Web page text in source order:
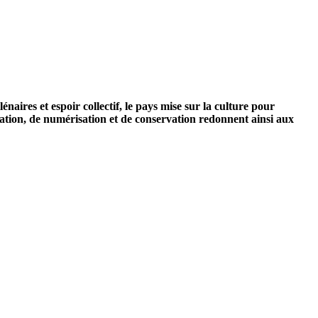
et espoir collectif, le pays mise sur la culture pour
de numérisation et de conservation redonnent ainsi aux